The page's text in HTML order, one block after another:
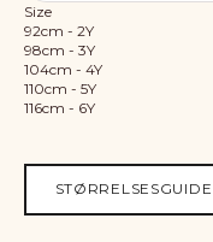
Size
92cm - 2Y
98cm - 3Y
104cm - 4Y
110cm - 5Y
116cm - 6Y
STØRRELSESGUIDE